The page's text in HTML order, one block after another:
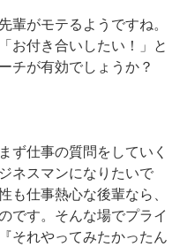
輩がモテるようですね。
お付き合いしたい！」と
チが有効でしょうか？
ず仕事の質問をしていく
ネスマンになりたいで
も仕事熱心な後輩なら、
です。そんな場でプライ
それやってみたかったん